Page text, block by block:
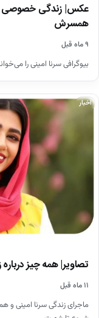
عکس| زندگی خصوصی
همسرش
۹ ماه قبل
بیوگرافی سرنا امینی را
اخبار
تصاویر| همه چیز
۱۱ ماه قبل
ماجرای زندگی سرنا امینی